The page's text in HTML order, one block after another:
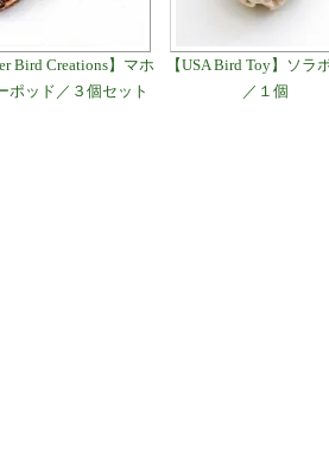
Bird Creations】マホ
ポッド／３個セット
【USA Bird Toy】ソラ
／１個